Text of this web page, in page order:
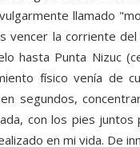
llamado
vencer la corriente
hasta Punta Nizuc
físico venía de
segundos,
con los pies
en mi vida. De